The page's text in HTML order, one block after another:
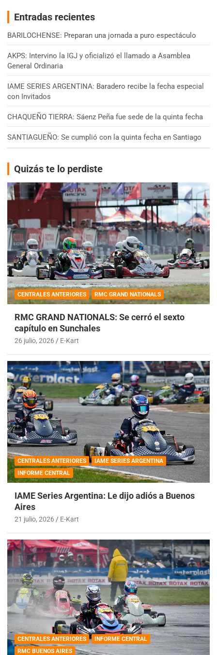
Entradas recientes
BARILOCHENSE: Preparan una jornada a puro espectáculo
AKPS: Intervino la IGJ y oficializó el llamado a Asamblea
General Ordinaria
IAME SERIES ARGENTINA: Baradero recibe la fecha especial
con Invitados
CHAQUEÑO TIERRA: Sáenz Peña fue sede de la quinta fecha
SANTIAGUEÑO: Se cumplió con la quinta fecha en Santiago
Quizás te lo perdiste
CENTRALES ANTERIORES RMC GRAND NATIONALS
RMC GRAND NATIONALS: Se cerró el sexto
capítulo en Sunchales
26 julio, 2026 E-Kart
CENTRALES ANTERIORES
IAME SERIES ARGENTINA
INFORME CENTRAL
IAME Series Argentina: Le dijo adiós a Buenos
Aires
21 julio, 2026 E-Kart
CENTRALES ANTERIORES
INFORME CENTRAL
RMC BUENOS AIRES